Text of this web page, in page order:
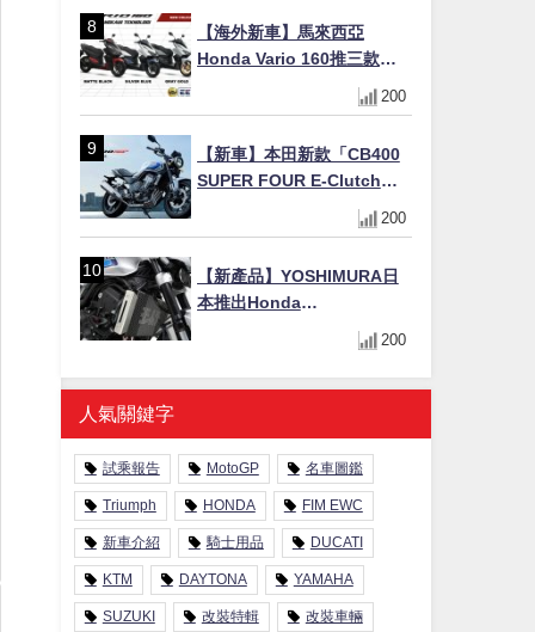
【海外新車】馬來西亞
Honda Vario 160推三款新
色！售價10,498令吉(約台幣
7.1萬/港幣1.99萬)
200
【新車】本田新款「CB400
SUPER FOUR E-Clutch」
99萬8800日圓上市 8/21登場
新設計直列四缸引擎58匹馬
200
【新產品】YOSHIMURA日
本推出Honda
CB1000F/CB1000 HORNET
專用水箱護網，六角網紋設
計質感升級
200
人氣關鍵字
試乘報告 MotoGP 名車圖鑑
Triumph HONDA FIM EWC
新車介紹 騎士用品 DUCATI
KTM DAYTONA YAMAHA
SUZUKI 改裝特輯 改裝車輛